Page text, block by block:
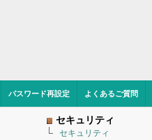
パスワード再設定 よくあるご質問
セキュリティ
セキュリティ